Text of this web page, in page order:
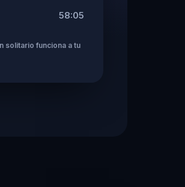
58:05
solitario funciona a tu